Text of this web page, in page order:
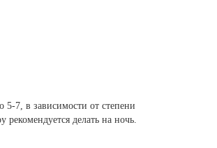
7, в зависимости от степени
делать на ночь.